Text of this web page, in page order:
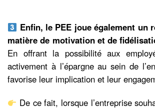
Enfin, le PEE joue également un
matière de motivation et de
En offrant la possibilité aux
activement à l’épargne au sein de
favorise leur implication et leur
De ce fait, lorsque l’entreprise